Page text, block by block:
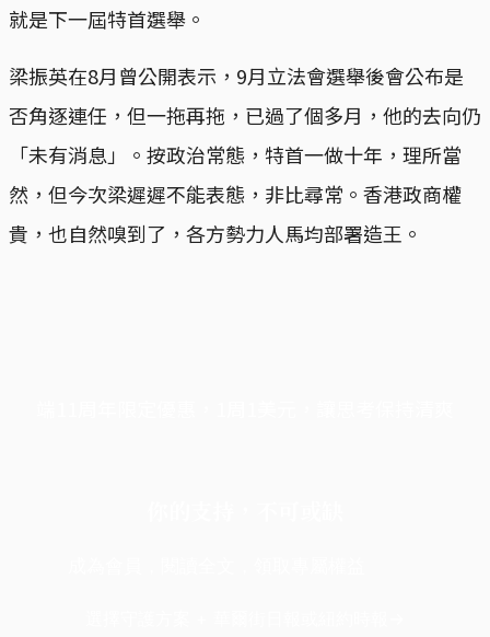
就是下一屆特首選舉。
梁振英在8月曾公開表示，9月立法會選舉後會公布是
否角逐連任，但一拖再拖，已過了個多月，他的去向仍
「未有消息」。按政治常態，特首一做十年，理所當
然，但今次梁遲遲不能表態，非比尋常。香港政商權
貴，也自然嗅到了，各方勢力人馬均部署造王。